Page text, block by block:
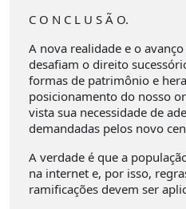
C O N C L U S Ã O.
A nova realidade e o
desafiam o direito
formas de patrimônio e
posicionamento do nosso
vista sua necessidade de
demandadas pelos novo
A verdade é que a
na internet e, por isso,
ramificações devem ser